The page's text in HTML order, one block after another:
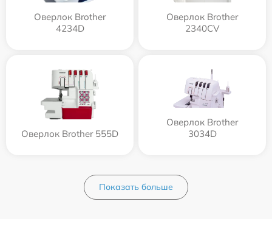
Оверлок Brother
4234D
Оверлок Brother
2340CV
Оверлок Brother 555D
Оверлок Brother
3034D
Показать больше